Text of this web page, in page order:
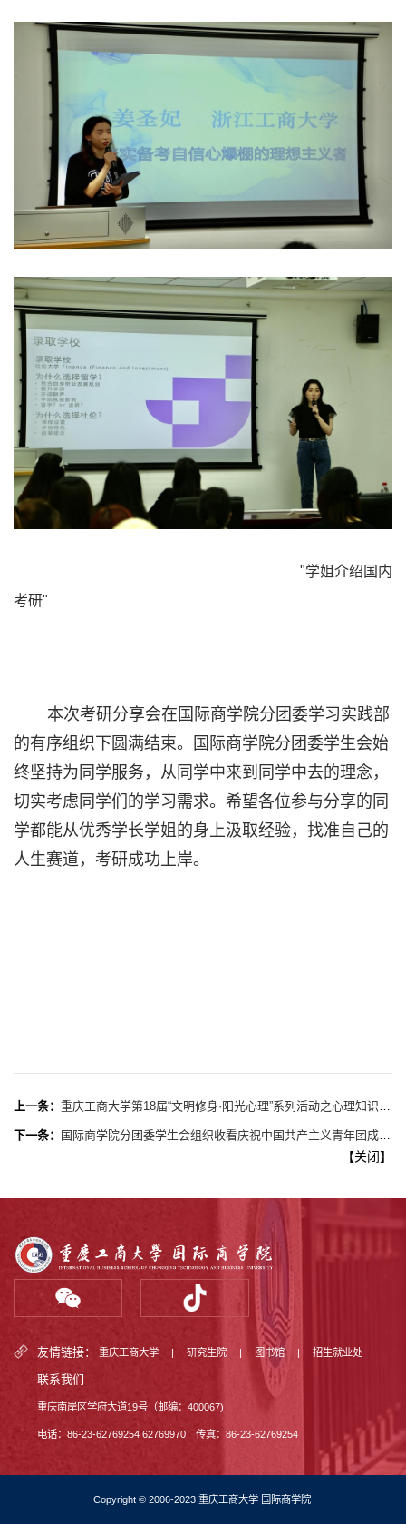
"学姐介绍国内
考研"
本次考研分享会在国际商学院分团委学习实践部
的有序组织下圆满结束。国际商学院分团委学生会始
终坚持为同学服务，从同学中来到同学中去的理念，
切实考虑同学们的学习需求。希望各位参与分享的同
学都能从优秀学长学姐的身上汲取经验，找准自己的
人生赛道，考研成功上岸。
上一条： 重庆工商大学第18届“文明修身·阳光心理”系列活动之心理知识辩论赛决赛成功举办
下一条： 国际商学院分团委学生会组织收看庆祝中国共产主义青年团成立100周年大会直播
【关闭】
友情链接： 重庆工商大学 | 研究生院 | 图书馆 | 招生就业处
联系我们
重庆南岸区学府大道19号（邮编：400067)
电话：86-23-62769254 62769970 传真：86-23-62769254
Copyright © 2006-2023 重庆工商大学 国际商学院